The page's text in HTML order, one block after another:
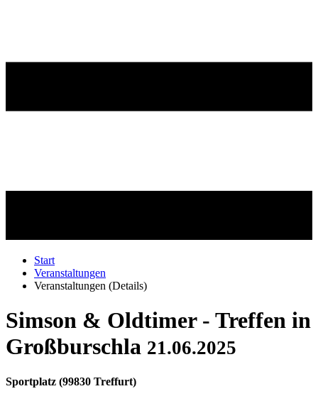
Start
Veranstaltungen
Veranstaltungen (Details)
Simson & Oldtimer - Treffen in
Großburschla 21.06.2025
Sportplatz (99830 Treffurt)